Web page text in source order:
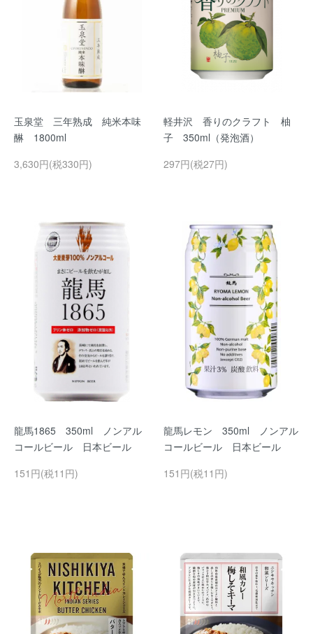
玉泉堂 三年熟成 純米本味
醂 1800ml
3,630円(税330円)
軽井沢 香りのクラフト 柚
子 350ml（発泡酒）
297円(税27円)
龍馬1865 350ml ノンアル
コールビール 日本ビール
151円(税11円)
龍馬レモン 350ml ノンアル
コールビール 日本ビール
151円(税11円)